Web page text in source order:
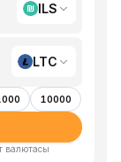
ILS
LTC
10000
валютасы